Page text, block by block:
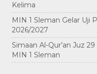
Kelima
MIN 1 Sleman Gelar Uji
2026/2027
Simaan Al-Qur’an Juz
MIN 1 Sleman